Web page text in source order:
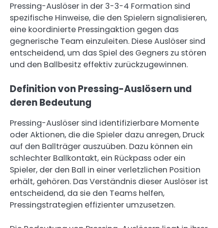
Pressing-Auslöser in der 3-3-4 Formation sind
spezifische Hinweise, die den Spielern signalisieren,
eine koordinierte Pressingaktion gegen das
gegnerische Team einzuleiten. Diese Auslöser sind
entscheidend, um das Spiel des Gegners zu stören
und den Ballbesitz effektiv zurückzugewinnen.
Definition von Pressing-Auslösern und
deren Bedeutung
Pressing-Auslöser sind identifizierbare Momente
oder Aktionen, die die Spieler dazu anregen, Druck
auf den Ballträger auszuüben. Dazu können ein
schlechter Ballkontakt, ein Rückpass oder ein
Spieler, der den Ball in einer verletzlichen Position
erhält, gehören. Das Verständnis dieser Auslöser ist
entscheidend, da sie den Teams helfen,
Pressingstrategien effizienter umzusetzen.